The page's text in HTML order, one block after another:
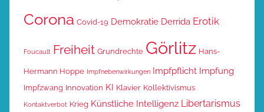
Corona Covid-19 Demokratie Derrida Erotik
Foucault Freiheit Grundrechte Görlitz Hans-
Hermann Hoppe Impfnebenwirkungen Impfpflicht Impfung
Impfzwang Innovation KI Klavier Kollektivismus
Kontaktverbot Krieg Künstliche Intelligenz Libertarismus